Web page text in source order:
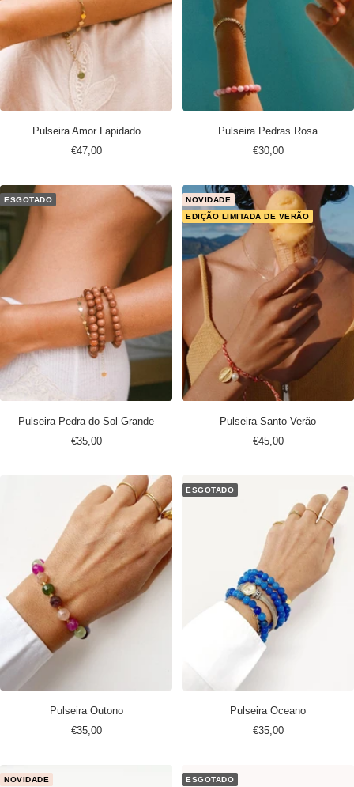
Pulseira Amor Lapidado
Preço
€47,00
Pulseira Pedras Rosa
Preço
€30,00
ESGOTADO
Pulseira Pedra do Sol Grande
Preço
€35,00
NOVIDADE
EDIÇÃO LIMITADA DE VERÃO
Pulseira Santo Verão
Preço
€45,00
Pulseira Outono
Preço
€35,00
ESGOTADO
Pulseira Oceano
Preço
€35,00
NOVIDADE ESGOTADO